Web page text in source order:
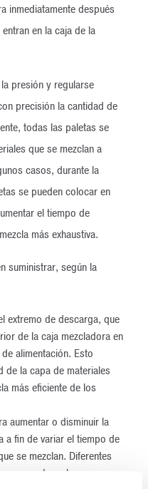
inmediatamente después
en la caja de la
presión y regularse
precisión la cantidad de
todas las paletas se
que se mezclan a
casos, durante la
se pueden colocar en
el tiempo de
más exhaustiva.
suministrar, según la
extremo de descarga, que
de la caja mezcladora en
alimentación. Esto
de la capa de materiales
más eficiente de los
aumentar o disminuir la
a fin de variar el tiempo de
se mezclan. Diferentes
ser rectangulares o en